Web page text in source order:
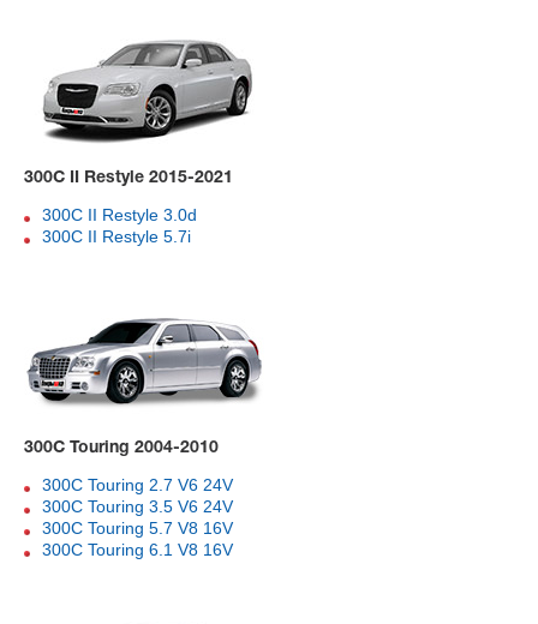
300C II Restyle 2015-2021
300C II Restyle 3.0d
300C II Restyle 5.7i
300C Touring 2004-2010
300C Touring 2.7 V6 24V
300C Touring 3.5 V6 24V
300C Touring 5.7 V8 16V
300C Touring 6.1 V8 16V